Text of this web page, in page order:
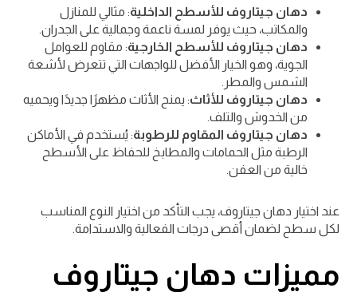
دهان جيتاروف للأسطح الداخلية: مثالي للمنازل
والمكاتب، حيث يوفر لمسة ناعمة وجمالية على الجدران.
دهان جيتاروف للأسطح الخارجية: مقاوم للعوامل
الجوية، وهو الخيار الأفضل للواجهات التي تتعرض لأشعة
الشمس والمطر.
دهان جيتاروف للأثاث: يمنح الأثاث مظهرًا جديدًا ويحميه
من الخدوش والتلف.
دهان جيتاروف المقاوم للرطوبة: يُستخدم في الأماكن
الرطبة مثل الحمامات والمطابخ للحفاظ على الأسطح
خالية من العفن.
عند اختيار دهان جيتاروف، يجب التأكد من اختيار النوع المناسب
لكل سطح لضمان أقصى درجات الفعالية والاستدامة.
مميزات دهان جيتاروف